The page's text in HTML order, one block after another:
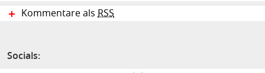
Kommentare als RSS
Socials: